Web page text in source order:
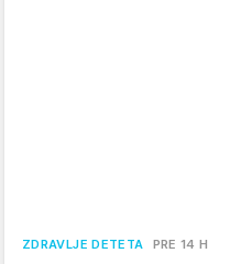
ZDRAVLJE DETETA PRE 14 H